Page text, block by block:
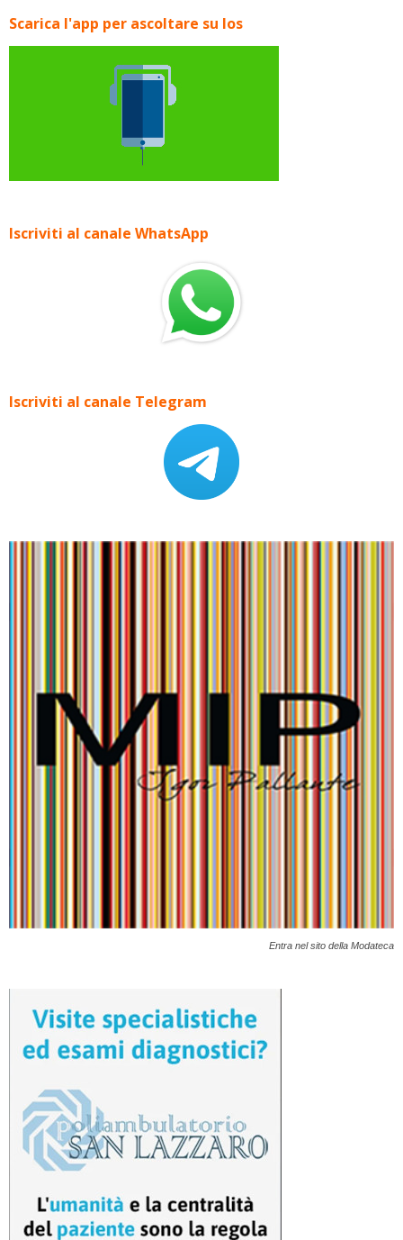
Scarica l'app per ascoltare su Ios
Iscriviti al canale WhatsApp
Iscriviti al canale Telegram
Entra nel sito della Modateca